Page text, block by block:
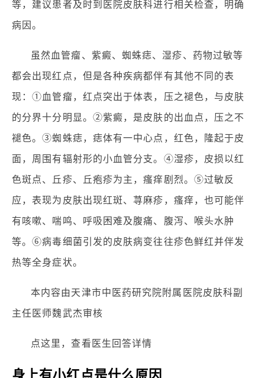
等，建议患者及时到医院皮肤科进行相关检查，明确
病因。
虽然血管瘤、紫癜、蜘蛛痣、湿疹、药物过敏等
都会出现红点，但是各种疾病都伴有其他不同的表
现：①血管瘤，红点突出于体表，压之褪色，与皮肤
的分界十分明显。②紫癜，是皮肤的出血点，压之不
褪色。③蜘蛛痣，痣体有一中心点，红色，隆起于皮
面，周围有辐射形的小血管分支。④湿疹，皮损以红
色斑点、丘疹、丘疱疹为主，瘙痒剧烈。⑤过敏反
应，表现为皮肤出现红斑、荨麻疹，瘙痒，也可能伴
有咳嗽、喘鸣、呼吸困难及腹痛、腹泻、喉头水肿
等。⑥病毒细菌引发的皮肤病变往往疹色鲜红并伴发
热等全身症状。
本内容由天津市中医药研究院附属医院皮肤科副
主任医师魏武杰审核
点这里，查看医生回答详情
身上有小红点是什么原因